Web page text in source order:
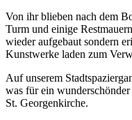
Von ihr blieben nach dem
Turm und einige
wieder aufgebaut sondern
Kunstwerke laden zum
Auf unserem
was für ein
St. Georgenkirche.